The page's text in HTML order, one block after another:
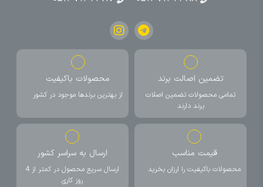
تضمین اصالت برند
تمامی محصولات تضمین اصلات
برند دارند
محصولات باکیفیت
از بهترین برندها موجود در کشور
قیمت مناسب
محصولات باکیفیت را ارزان بخرید
ارسال به سراسر کشور
ارسال سریع محصول در کمتر از 4
روز کاری